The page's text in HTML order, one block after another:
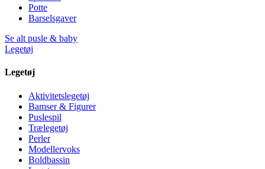
Potte
Barselsgaver
Se alt pusle & baby
Legetøj
Legetøj
Aktivitetslegetøj
Bamser & Figurer
Puslespil
Trælegetøj
Perler
Modellervoks
Boldbassin